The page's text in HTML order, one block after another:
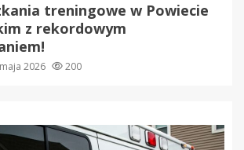
treningowe w Powiecie
z rekordowym
2026 200